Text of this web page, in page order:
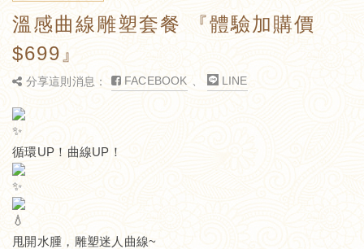
溫感曲線雕塑套餐 『體驗加購價
$699』
分享這則消息： FACEBOOK LINE
循環UP！曲線UP！
甩開水腫，雕塑迷人曲線~